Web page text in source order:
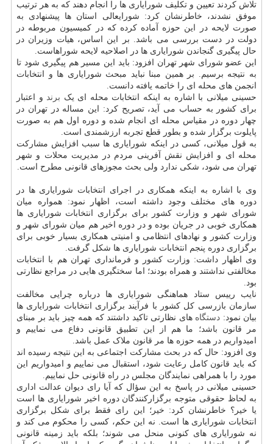
تلاش کردند تعیین و تکلیف شورایاری ها را انجام دهند که به هر ترتیب
موفق نشدند، خاطرنشان کرد: شورایعالی استان ها پیشنهادی به
صورت لایحه در این حوزه آماده کرده که در کمیسیون مربوطه در
دولت در دست بررسی می باشد. بر این اساس، هیات وزیران در
حال پیگیری گنجاندن شورایاری ها در اصلاحیه لایحه شوراهاست.
این عضو شورای شهر تهران افزود: باید این مسیر هم پیگیری شود تا
به نتیجه برسیم. بر همین مبنا نباید مبحث شورایاری ها و انتخابات
انجمن های محله ای را خاتمه یافته دانست.
حسینی میلانی با اشاره به اینکه انتخابات محله ای یک برند و اعتبار
برای کشور به حساب می آید، تصریح کرد: این مساله در تهران در
چهار دوره در مقیاس محله ای انجام شده و دوره اول هم به صورت
پایلوت برگزار شده و بطور قطع تجربه ارزشمندی است.
به قول میلانی، کسی در اینکه شورایاری ها سبب افزایش مشارکت
محله ای و افزایش نقش آفرینی مردم در مدیریت محلات و شهر
تهران می شود، شکی ندارد ولی بحث مجوزهای قانونی مطرح است.
وی با اشاره به اینکه همکاری در اجرای انتخابات شورایاری ها در
دوره های مختلف وجود داشته است، اظهار نمود: همواره میان
شورای شهر و وزارت کشور برای برگزاری انتخابات شورایاری ها
همکاری خوبی در جریان بوده و در دوره اخیر هم میان شورای شهر و
وزارت کشور و نهادهای انتظامی و امنیتی همکاری بسیار خوبی برای
برگزاری دوره پنجم انتخابات شورایاری ها شکل گرفت.
وی اظهار داشت: وزارت کشور و فرمانداری تهران هم با انتخابات
مخالفتی نداشتند و همراه بودند؛ اما سختگیری هایی در مراجع نظارتی
بود.
نایب رییس ستاد هماهنگی شورایاری ها درباره چرایی مخالفت
سازمان بازرسی کل کشور با فرآیند برگزاری انتخابات شورایاری ها
بیان نمود: دستگاه های نظارتی تاکید داشتند که همه چیز باید بر مبنای
مر قانون باشد؛ ما هم از این تطبیق قانونی دفاع می نماییم و
امیدواریم در همه حوزه ها مر قانون ملاک عمل باشد.
وی افزود: حال که در بحث مشارکت اجتماعی به این نتیجه رسیده اند
که باید قانون کامل رعایت شود، استقبال می نماییم و امیدواریم این
مورد را با همراهی نمایندگان مجلس در راه قانونی حل نماییم.
حسینی میلانی در پاسخ به این سؤال که آیا رای دیوان عدالت اداری
به لحاظ حقوقی متوجه برگزارکنندگان دوره اخیر شورایاری ها است
یا خیر؟ خاطرنشان کرد: خیر؛ این رای فقط برای شکل برگزاری
انتخابات شورایاری ها است. نه این حکم، کسی را محکوم می کند و
نه شورایاری های کنونی منحل می شوند؛ بلکه باید زمینه قانونی